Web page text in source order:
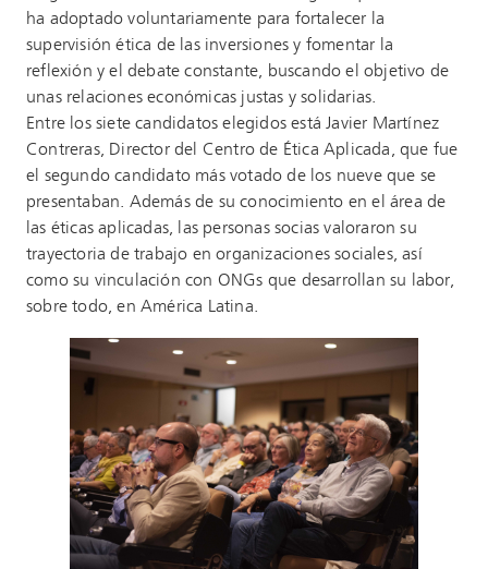
ha adoptado voluntariamente para fortalecer la
supervisión ética de las inversiones y fomentar la
reflexión y el debate constante, buscando el objetivo de
unas relaciones económicas justas y solidarias.
Entre los siete candidatos elegidos está Javier Martínez
Contreras, Director del Centro de Ética Aplicada, que fue
el segundo candidato más votado de los nueve que se
presentaban. Además de su conocimiento en el área de
las éticas aplicadas, las personas socias valoraron su
trayectoria de trabajo en organizaciones sociales, así
como su vinculación con ONGs que desarrollan su labor,
sobre todo, en América Latina.